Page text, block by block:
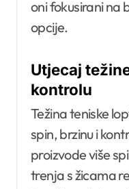
oni fokusirani na
opcije.
Utjecaj
kontrolu
Težina teniske
spin, brzinu i
proizvode više
trenja s žicama